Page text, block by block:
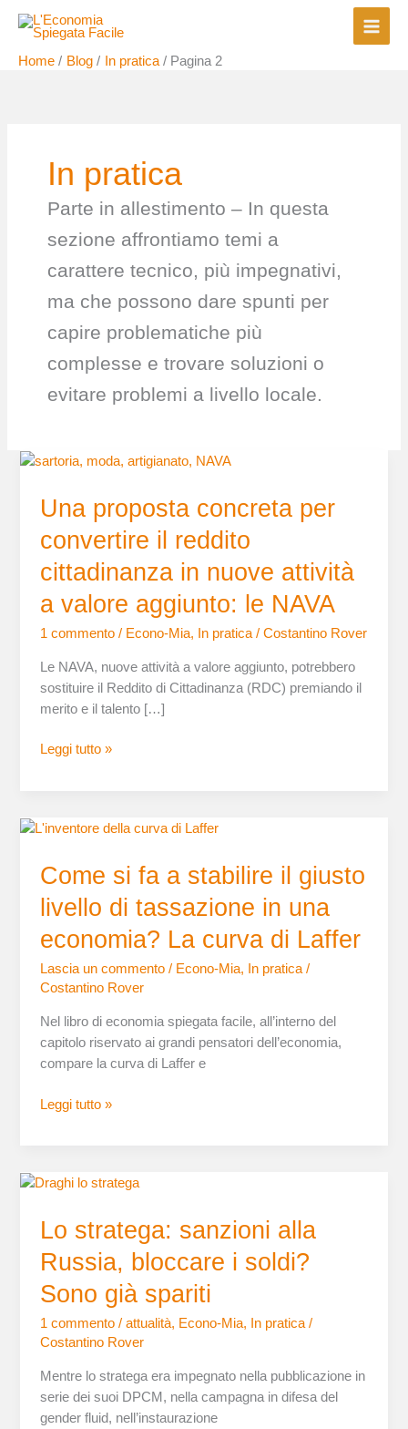
Home Blog In pratica Pagina 2
In pratica
Parte in allestimento – In questa
sezione affrontiamo temi a
carattere tecnico, più impegnativi,
ma che possono dare spunti per
capire problematiche più
complesse e trovare soluzioni o
evitare problemi a livello locale.
Una proposta concreta per
convertire il reddito
cittadinanza in nuove attività
a valore aggiunto: le NAVA
1 commento / Econo-Mia, In pratica /Costantino Rover
Le NAVA, nuove attività a valore aggiunto, potrebbero
sostituire il Reddito di Cittadinanza (RDC) premiando il
merito e il talento […]
Una
concreta
convertire
il
reddito
cittadinanza
in
attività
a
valore
le
Leggi tutto »
Come si fa a stabilire il giusto
livello di tassazione in una
economia? La curva di Laffer
Lascia un commento / Econo-Mia, In pratica /
Costantino Rover
Nel libro di economia spiegata facile, all’interno del
capitolo riservato ai grandi pensatori dell’economia,
compare la curva di Laffer e
Come
fa
stabilire
il
giusto
livello
di
tassazione
in
una
La
Leggi tutto »
Lo stratega: sanzioni alla
Russia, bloccare i soldi?
Sono già spariti
1 commento /attualità, Econo-Mia, In pratica/
Costantino Rover
Mentre lo stratega era impegnato nella pubblicazione in
serie dei suoi DPCM, nella campagna in difesa del
gender fluid, nell’instaurazione
Lo
sanzioni
Russia,
bloccare
soldi?
Sono
già
spariti